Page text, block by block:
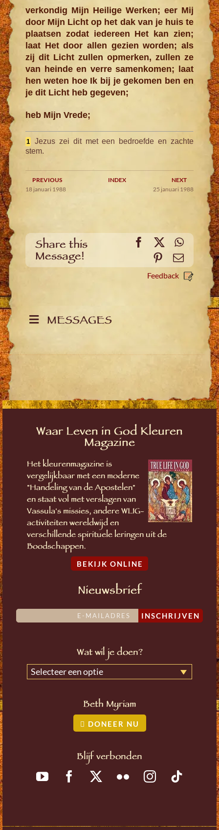
verkondig Mijn Heilige Werken; eer Mij
door Mijn Licht op het dak van je huis te
plaatsen zodat iedereen Het kan zien;
laat Het door allen gezien worden; als
zij dit Licht zullen opmerken, zullen ze
van heinde en verre samenkomen; laat
hen weten hoe Ik bij je gekomen ben en
je dit Licht heb gegeven;
heb Mijn Vrede;
1
Jezus zei dit met een bedroefde en zachte
stem.
PREVIOUS INDEX
NEXT
18 januari 1988
25 januari 1988
Share this
Message!
Facebook
X
PinterestEmail
Feedback
MESSAGES
Waar Leven in God Kleuren
Magazine
Het kleurenmagazine is
vergelijkbaar met een moderne
"Handeling van de Apostelen"
en staat vol met verslagen van
Vassula's missies, andere WLIG-
activiteiten wereldwijd en
verschillende spirituele leringen uit de
Boodschappen.
BEKIJK ONLINE
Nieuwsbrief
INSCHRIJVEN
Wat wil je doen?
Selecteer een optie
Beth Myriam
DONEER NU
Blijf verbonden